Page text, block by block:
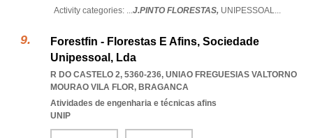
Activity categories: ...J.PINTO FLORESTAS, UNIPESSOAL...
Forestfin - Florestas E Afins, Sociedade
Unipessoal, Lda
R DO CASTELO 2, 5360-236, UNIAO FREGUESIAS VALTORNO
MOURAO VILA FLOR, BRAGANCA
Atividades de engenharia e técnicas afins
UNIP